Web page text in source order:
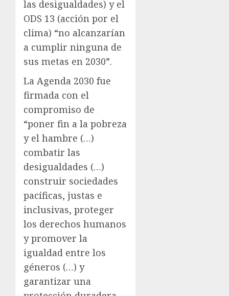
las desigualdades) y el
ODS 13 (acción por el
clima) “no alcanzarían
a cumplir ninguna de
sus metas en 2030”.
La Agenda 2030 fue
firmada con el
compromiso de
“poner fin a la pobreza
y el hambre (…)
combatir las
desigualdades (…)
construir sociedades
pacíficas, justas e
inclusivas, proteger
los derechos humanos
y promover la
igualdad entre los
géneros (…) y
garantizar una